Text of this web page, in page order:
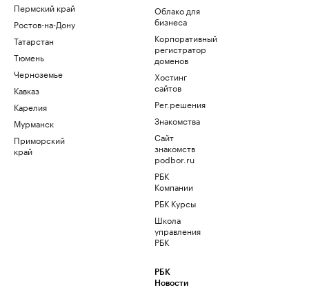
Пермский край
Ростов-на-Дону
Татарстан
Тюмень
Черноземье
Кавказ
Карелия
Мурманск
Приморский
край
Облако для
бизнеса
Корпоративный
регистратор
доменов
Хостинг
сайтов
Рег.решения
Знакомства
Сайт
знакомств
podbor.ru
РБК
Компании
РБК Курсы
Школа
управления
РБК
РБК
Новости